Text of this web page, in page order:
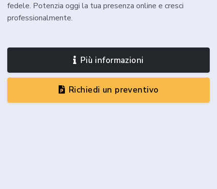
fedele. Potenzia oggi la tua presenza online e cresci
professionalmente.
Più informazioni
Richiedi un preventivo